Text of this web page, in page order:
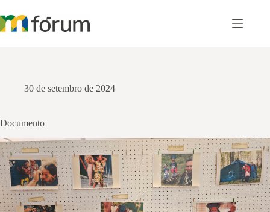
para
o
30 de setembro de 2024
Documento